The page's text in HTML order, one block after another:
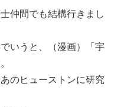
仲間でも結構行きまし
いうと、（漫画）「宇
のヒューストンに研究